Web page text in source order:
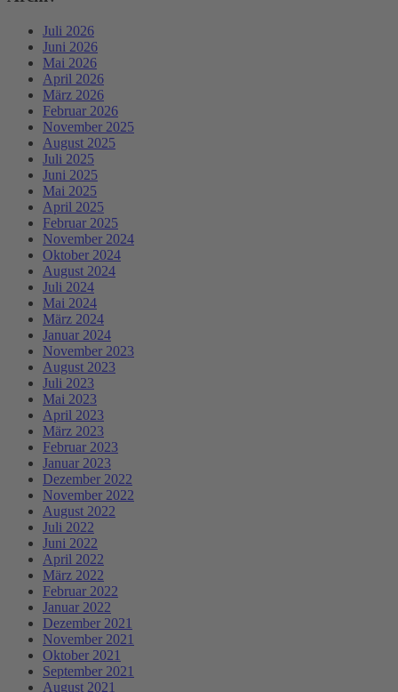
Juli 2026
Juni 2026
Mai 2026
April 2026
März 2026
Februar 2026
November 2025
August 2025
Juli 2025
Juni 2025
Mai 2025
April 2025
Februar 2025
November 2024
Oktober 2024
August 2024
Juli 2024
Mai 2024
März 2024
Januar 2024
November 2023
August 2023
Juli 2023
Mai 2023
April 2023
März 2023
Februar 2023
Januar 2023
Dezember 2022
November 2022
August 2022
Juli 2022
Juni 2022
April 2022
März 2022
Februar 2022
Januar 2022
Dezember 2021
November 2021
Oktober 2021
September 2021
August 2021